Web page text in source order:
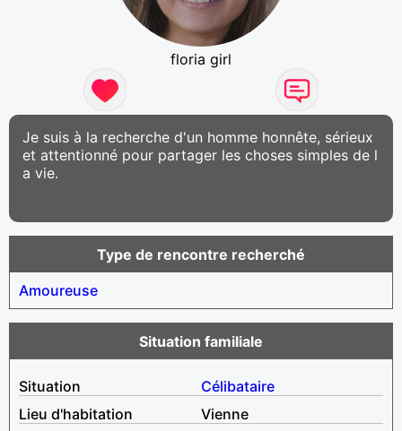
floria girl
Je suis à la recherche d'un homme honnête, sérieux
et attentionné pour partager les choses simples de l
a vie.
Type de rencontre recherché
Amoureuse
Situation familiale
Situation
Célibataire
Lieu d'habitation
Vienne